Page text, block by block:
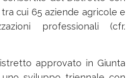
cui 65 aziende agricole e
professionali (cfr.
approvato in Giunta